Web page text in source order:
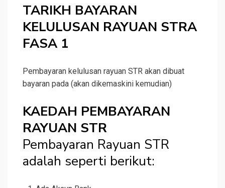
TARIKH BAYARAN
KELULUSAN RAYUAN STRA
FASA 1
Pembayaran kelulusan rayuan STR akan dibuat
bayaran pada (akan dikemaskini kemudian) ⠀
KAEDAH PEMBAYARAN
RAYUAN STR
Pembayaran Rayuan STR
adalah seperti berikut: